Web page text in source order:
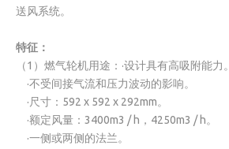
送风系统。
特征：
（1）燃气轮机用途：·设计具有高吸附能力。
·不受间接气流和压力波动的影响。
·尺寸：592 x 592 x 292mm。
·额定风量：3400m3 / h，4250m3 / h。
·一侧或两侧的法兰。